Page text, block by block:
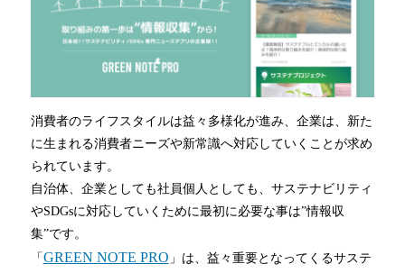
消費者のライフスタイルは益々多様化が進み、企業は、新た
に生まれる消費者ニーズや新常識へ対応していくことが求め
られています。
自治体、企業としても社員個人としても、サステナビリティ
やSDGsに対応していくために最初に必要な事は”情報収
集”です。
「GREEN NOTE PRO 」は、益々重要となってくるサステ